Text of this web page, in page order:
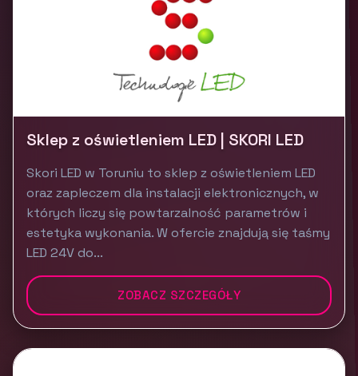
Sklep z oświetleniem LED | SKORI LED
Skori LED w Toruniu to sklep z oświetleniem LED
oraz zapleczem dla instalacji elektronicznych, w
których liczy się powtarzalność parametrów i
estetyka wykonania. W ofercie znajdują się taśmy
LED 24V do...
ZOBACZ SZCZEGÓŁY